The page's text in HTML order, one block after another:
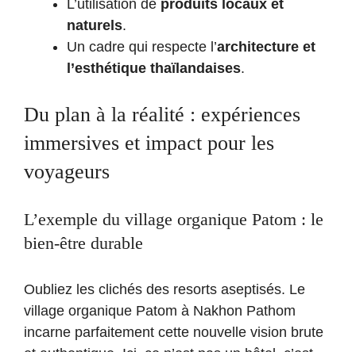
L’utilisation de produits locaux et
naturels.
Un cadre qui respecte l’architecture et
l’esthétique thaïlandaises.
Du plan à la réalité : expériences
immersives et impact pour les
voyageurs
L’exemple du village organique Patom : le
bien-être durable
Oubliez les clichés des resorts aseptisés. Le
village organique Patom à Nakhon Pathom
incarne parfaitement cette nouvelle vision brute